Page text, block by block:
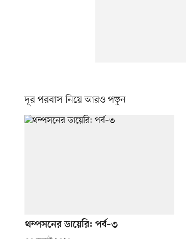
দূর পরবাস নিয়ে আরও পড়ুন
থম্পসনের ডায়েরি: পর্ব–৩